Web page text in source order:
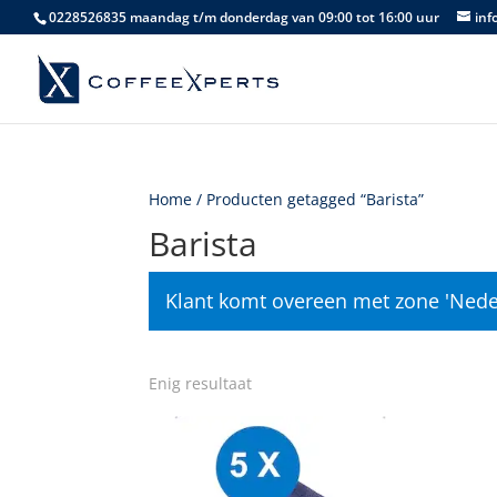
0228526835 maandag t/m donderdag van 09:00 tot 16:00 uur
Home / Producten getagged “Barista”
Barista
Klant komt overeen met zone
Enig resultaat